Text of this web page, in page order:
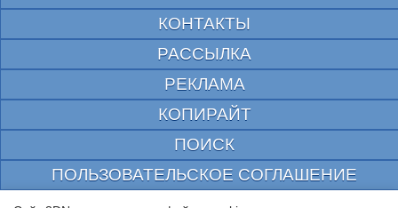
КОНТАКТЫ
РАССЫЛКА
РЕКЛАМА
КОПИРАЙТ
ПОИСК
ПОЛЬЗОВАТЕЛЬСКОЕ СОГЛАШЕНИЕ